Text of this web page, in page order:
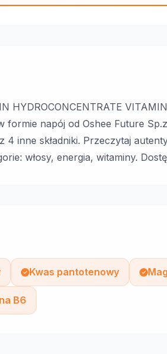
HYDROCONCENTRATE
napój od Oshee Future
inne składniki. Przeczytaj
włosy, energia, witaminy.
Kwas pantotenowy
B6